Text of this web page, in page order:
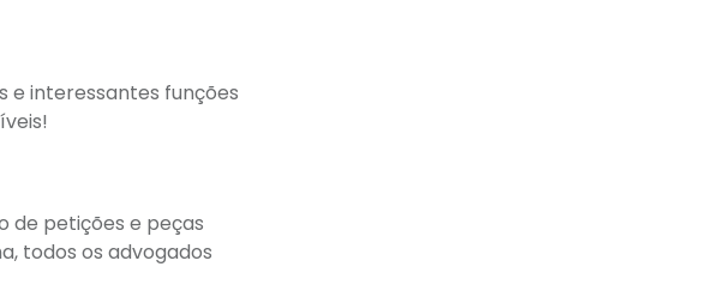
e interessantes funções
de petições e peças
todos os advogados